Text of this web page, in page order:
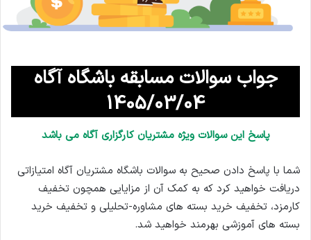
جواب سوالات مسابقه باشگاه آگاه
1405/03/04
پاسخ این سوالات ویژه مشتریان کارگزاری آگاه می باشد
شما با پاسخ دادن صحیح به سوالات باشگاه مشتریان آگاه امتیازاتی
دریافت خواهید کرد که به کمک آن از مزایایی همچون تخفیف
کارمزد، تخفیف خرید بسته های مشاوره-تحلیلی و تخفیف خرید
بسته های آموزشی بهرمند خواهید شد.